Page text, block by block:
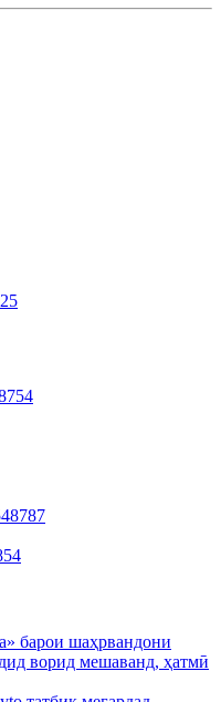
барои шаҳрвандони
ворид мешаванд, ҳатмӣ